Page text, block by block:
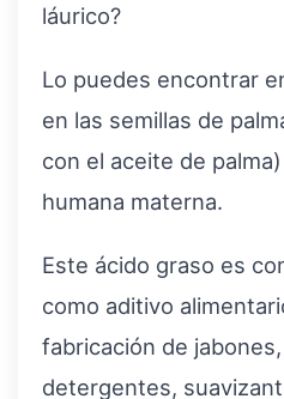
láurico?
Lo puedes encontrar
en las semillas de
con el aceite de
humana materna.
Este ácido graso es
como aditivo
fabricación de
detergentes,